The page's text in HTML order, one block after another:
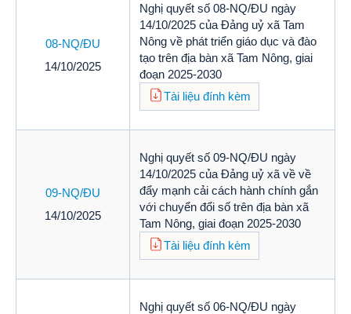
08-NQ/ĐU
14/10/2025
Nghị quyết số 08-NQ/ĐU ngày
14/10/2025 của Đảng uỷ xã Tam
Nông về phát triển giáo dục và đào
tạo trên địa bàn xã Tam Nông, giai
đoạn 2025-2030
Tài liệu đính kèm
09-NQ/ĐU
14/10/2025
Nghị quyết số 09-NQ/ĐU ngày
14/10/2025 của Đảng uỷ xã về về
đẩy mạnh cải cách hành chính gắn
với chuyển đổi số trên địa bàn xã
Tam Nông, giai đoạn 2025-2030
Tài liệu đính kèm
Nghị quyết số 06-NQ/ĐU ngày